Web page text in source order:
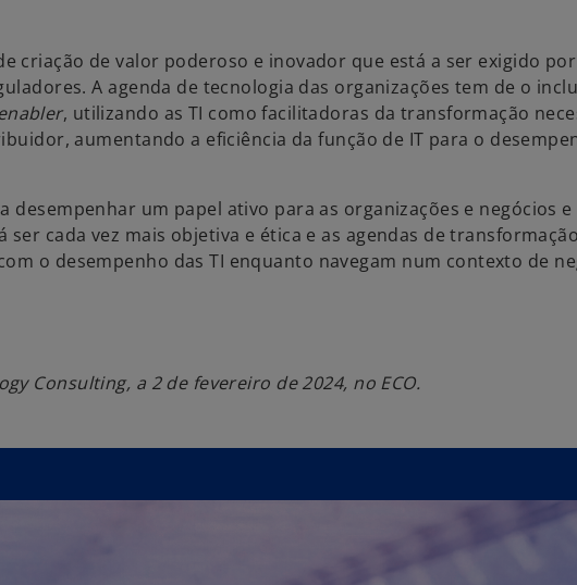
criação de valor poderoso e inovador que está a ser exigido por
A agenda de tecnologia das organizações tem de o
enabler, utilizando as TI como facilitadoras da transformação
aumentando a eficiência da função de IT para o
um papel ativo para as organizações e negócios e
cada vez mais objetiva e ética e as agendas de
o desempenho das TI enquanto navegam num contexto de
Consulting, a 2 de fevereiro de 2024, no ECO.